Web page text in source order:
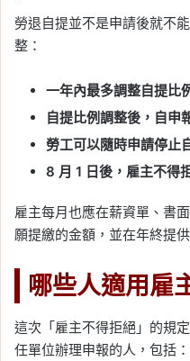
勞退自提並不是申請後就不
整：
一年內最多調整自提比
自提比例調整後，自申
勞工可以隨時申請停止
8 月 1 日後，雇主不得
雇主每月也應在薪資單、書
願提繳的金額，並在年終提供
哪些人適用雇
這次「雇主不得拒絕」的規
任單位辦理申報的人，包括：